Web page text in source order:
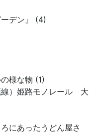
デン』 (4)
様な物 (1)
）姫路モノレール 大
にあったうどん屋さ